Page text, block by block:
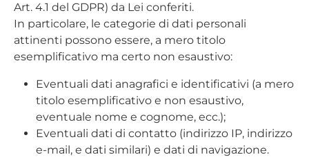
Art. 4.1 del GDPR) da Lei conferiti.
In particolare, le categorie di dati personali
attinenti possono essere, a mero titolo
esemplificativo ma certo non esaustivo:
Eventuali dati anagrafici e identificativi (a mero
titolo esemplificativo e non esaustivo,
eventuale nome e cognome, ecc.);
Eventuali dati di contatto (indirizzo IP, indirizzo
e-mail, e dati similari) e dati di navigazione.